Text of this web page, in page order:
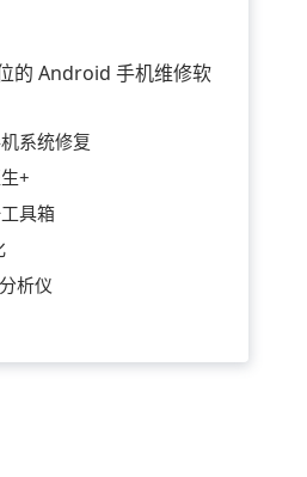
的 Android 手机维修软
系统修复
+
具箱
析仪